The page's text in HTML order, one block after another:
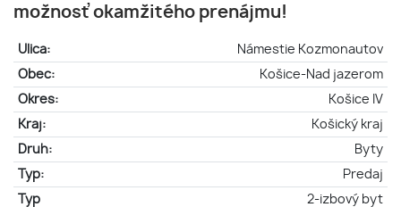
možnosť okamžitého prenájmu!
Ulica:
Námestie Kozmonautov
Obec:
Košice-Nad jazerom
Okres:
Košice IV
Kraj:
Košický kraj
Druh:
Byty
Typ:
Predaj
Typ
2-izbový byt